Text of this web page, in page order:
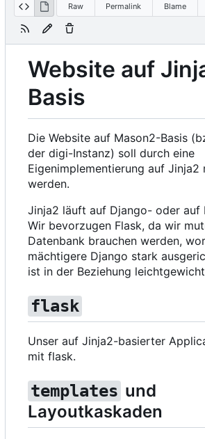
Raw Permalink Blame
Website auf
Basis
Die Website auf Mason2-Basis
der digi-Instanz) soll durch eine
Eigenimplementierung auf Jinja2
werden.
Jinja2 läuft auf Django- oder auf
Wir bevorzugen Flask, da wir
Datenbank brauchen werden,
mächtigere Django stark
ist in der Beziehung
flask
Unser auf Jinja2-basierter
mit flask.
templates und
Layoutkaskaden